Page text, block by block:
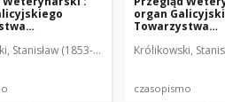
poświęcone
Stanisław (1853-1924). Red.
organ
Towarzystwa
czasopismo
Królikowski,
czasopismo